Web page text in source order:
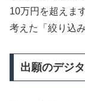
10万円を超えま
考えた「絞り込
出願のデジ